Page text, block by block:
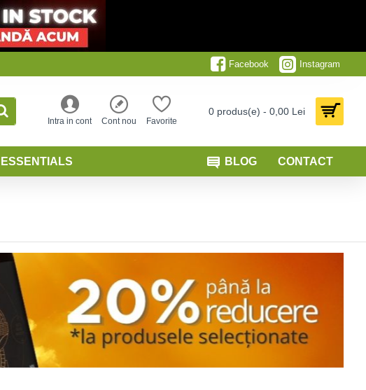
Facebook Instagram
Intra in cont Cont nou Favorite
0 produs(e) - 0,00 Lei
BLOG CONTACT